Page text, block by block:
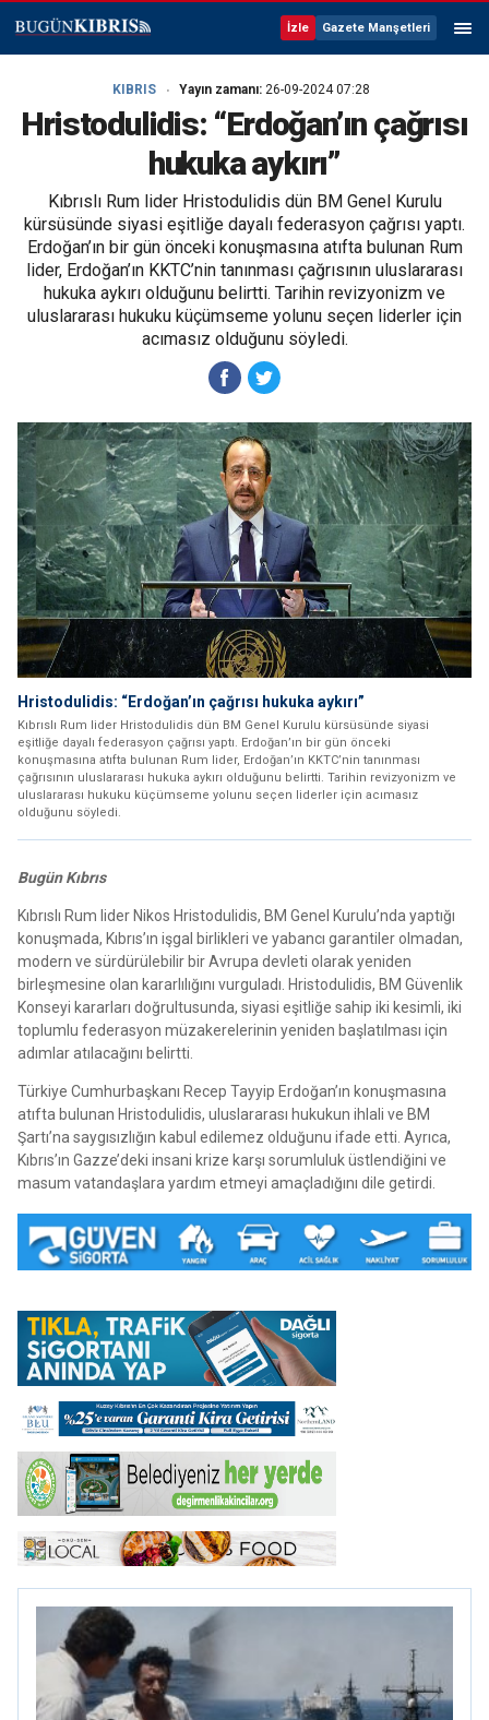
İzle Gazete Manşetleri
KIBRIS Yayın zamanı: 26-09-2024 07:28
Hristodulidis: “Erdoğan’ın çağrısı
hukuka aykırı”
Kıbrıslı Rum lider Hristodulidis dün BM Genel Kurulu
kürsüsünde siyasi eşitliğe dayalı federasyon çağrısı yaptı.
Erdoğan’ın bir gün önceki konuşmasına atıfta bulunan Rum
lider, Erdoğan’ın KKTC’nin tanınması çağrısının uluslararası
hukuka aykırı olduğunu belirtti. Tarihin revizyonizm ve
uluslararası hukuku küçümseme yolunu seçen liderler için
acımasız olduğunu söyledi.
Hristodulidis: “Erdoğan’ın çağrısı hukuka aykırı”
Kıbrıslı Rum lider Hristodulidis dün BM Genel Kurulu kürsüsünde siyasi
eşitliğe dayalı federasyon çağrısı yaptı. Erdoğan’ın bir gün önceki
konuşmasına atıfta bulunan Rum lider, Erdoğan’ın KKTC’nin tanınması
çağrısının uluslararası hukuka aykırı olduğunu belirtti. Tarihin revizyonizm ve
uluslararası hukuku küçümseme yolunu seçen liderler için acımasız
olduğunu söyledi.
Bugün Kıbrıs
Kıbrıslı Rum lider Nikos Hristodulidis, BM Genel Kurulu’nda yaptığı
konuşmada, Kıbrıs’ın işgal birlikleri ve yabancı garantiler olmadan,
modern ve sürdürülebilir bir Avrupa devleti olarak yeniden
birleşmesine olan kararlılığını vurguladı. Hristodulidis, BM Güvenlik
Konseyi kararları doğrultusunda, siyasi eşitliğe sahip iki kesimli, iki
toplumlu federasyon müzakerelerinin yeniden başlatılması için
adımlar atılacağını belirtti.
Türkiye Cumhurbaşkanı Recep Tayyip Erdoğan’ın konuşmasına
atıfta bulunan Hristodulidis, uluslararası hukukun ihlali ve BM
Şartı’na saygısızlığın kabul edilemez olduğunu ifade etti. Ayrıca,
Kıbrıs’ın Gazze’deki insani krize karşı sorumluluk üstlendiğini ve
masum vatandaşlara yardım etmeyi amaçladığını dile getirdi.